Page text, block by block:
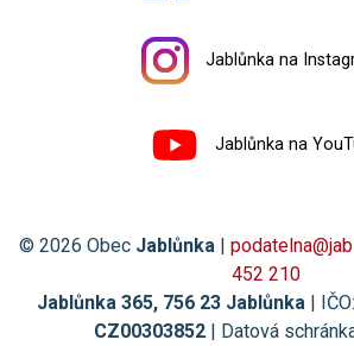
Jablůnka na
Jablůnka na
© 2026 Obec Jablůnka |
452 210
Jablůnka 365, 756 23 Jablůnka | IČO:
CZ00303852 | Datová